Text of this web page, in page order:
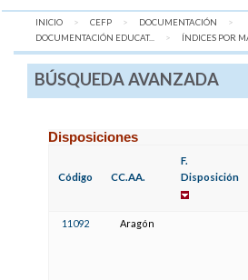
INICIO CEFP
DOCUMENTACIÓN
DOCUMENTACIÓN EDUCAT...
AQUÍ:
ÍNDICES POR
BÚSQUEDA AVANZADA
Disposiciones
Código CC.AA.
F.
Disposición
11092 Aragón